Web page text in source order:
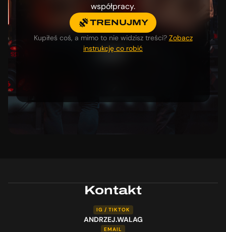
współpracy.
TRENUJMY
Kupiłeś coś, a mimo to nie widzisz treści? Zobacz
instrukcję co robić
Kontakt
IG / TIKTOK
ANDRZEJ.WALAG
EMAIL